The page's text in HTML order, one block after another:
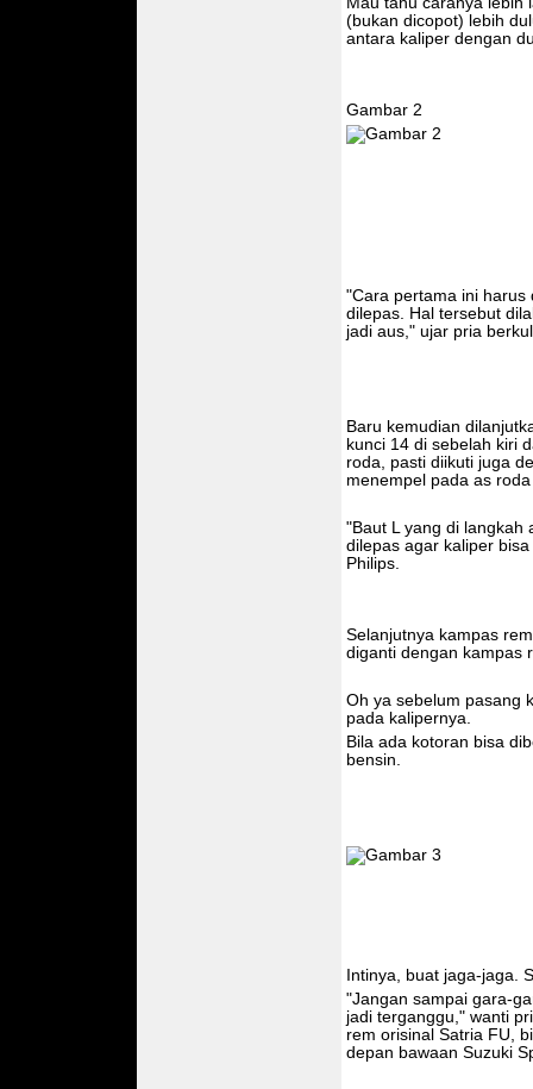
(bukan dicopot) lebih
antara kaliper dengan
Gambar 2
"Cara pertama ini harus
dilepas. Hal tersebut
jadi aus," ujar pria
Baru kemudian
kunci 14 di sebelah kiri
roda, pasti diikuti juga
menempel pada as
"Baut L yang di langkah
dilepas agar kaliper
Philips.
Selanjutnya kampas
diganti dengan kampas
Oh ya sebelum pasang
pada kalipernya.
Bila ada kotoran bisa
bensin.
Intinya, buat jaga-jaga.
"Jangan sampai gara-
jadi terganggu," wanti
rem orisinal Satria FU,
depan bawaan Suzuki